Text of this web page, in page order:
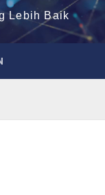
Lebih Baik